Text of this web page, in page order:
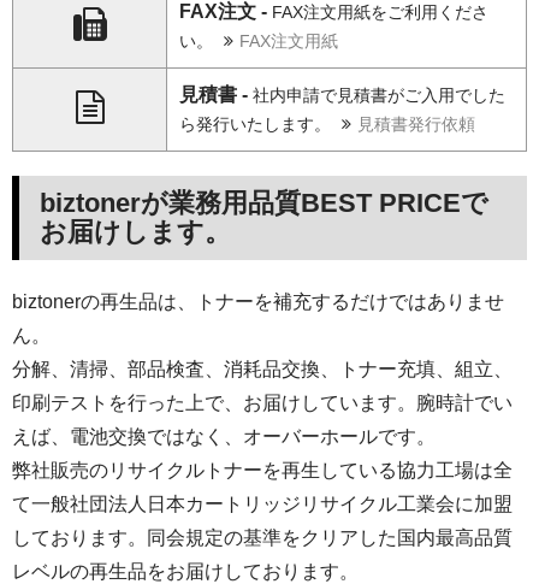
FAX注文 - FAX注文用紙をご利用くださ
い。
FAX注文用紙
見積書 - 社内申請で見積書がご入用でした
ら発行いたします。
見積書発行依頼
biztonerが業務用品質BEST PRICEで
お届けします。
biztonerの再生品は、トナーを補充するだけではありませ
ん。
分解、清掃、部品検査、消耗品交換、トナー充填、組立、
印刷テストを行った上で、お届けしています。腕時計でい
えば、電池交換ではなく、オーバーホールです。
弊社販売のリサイクルトナーを再生している協力工場は全
て一般社団法人日本カートリッジリサイクル工業会に加盟
しております。同会規定の基準をクリアした国内最高品質
レベルの再生品をお届けしております。